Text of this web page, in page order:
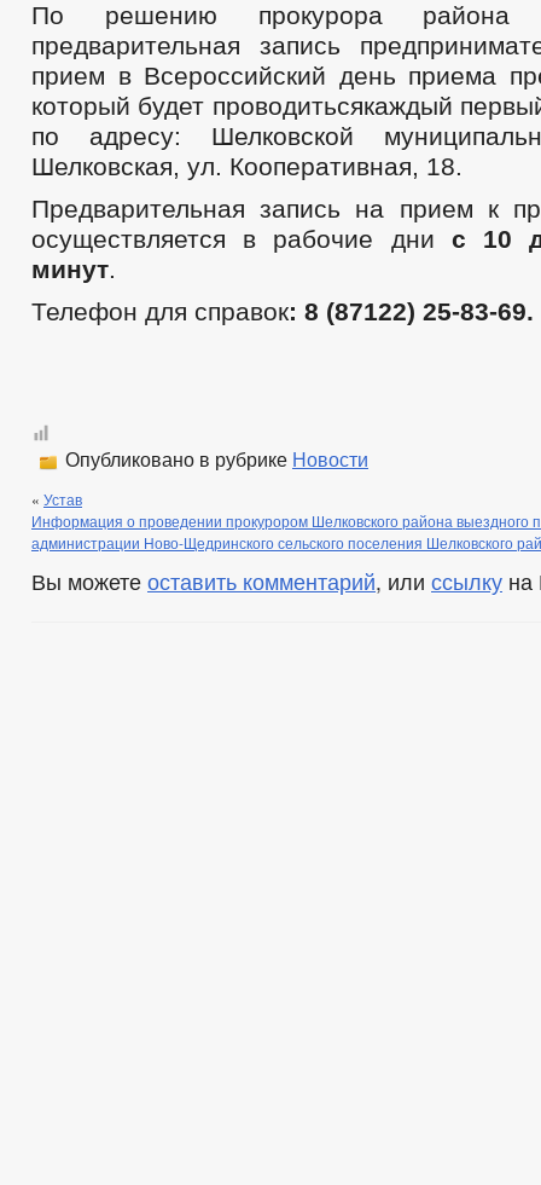
По решению прокурора района
предварительная запись
прием в Всероссийский день приема
который будет проводитьсякаждый
по адресу: Шелковской
Шелковская, ул. Кооперативная, 18.
Предварительная запись на прием к
осуществляется в рабочие дни с 10
минут.
Телефон для справок: 8 (87122) 25-83-69.
Опубликовано в рубрике Новости
« Устав
Информация о проведении прокурором Шелковского района выездного
администрации Ново-Щедринского сельского поселения Шелковского
Вы можете оставить комментарий, или ссылку на